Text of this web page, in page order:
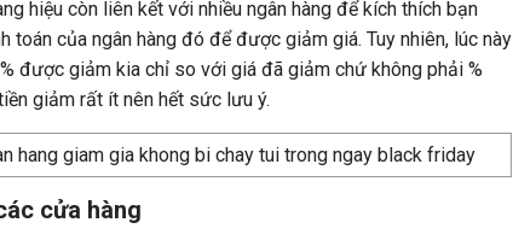
hiệu còn liên kết với nhiều ngân hàng để kích thích bạn
toán của ngân hàng đó để được giảm giá. Tuy nhiên, lúc này
được giảm kia chỉ so với giá đã giảm chứ không phải %
giảm rất ít nên hết sức lưu ý.
cửa hàng